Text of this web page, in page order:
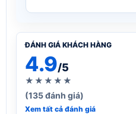
ĐÁNH GIÁ KHÁCH HÀNG
4.9/5
★★★★★
(135 đánh giá)
Xem tất cả đánh giá